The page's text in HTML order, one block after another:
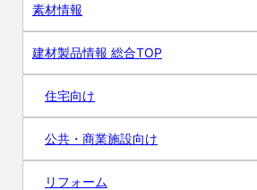
素材情報
建材製品情報 総合TOP
住宅向け
公共・商業施設向け
リフォーム